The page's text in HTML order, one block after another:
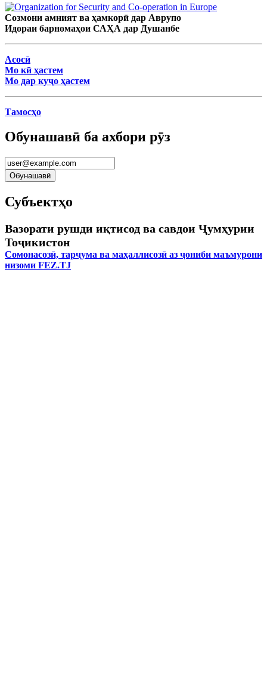
Созмони амният ва ҳамкорӣ дар Аврупо
Идораи барномаҳои САҲА дар Душанбе
Асосӣ
Мо кӣ ҳастем
Мо дар куҷо ҳастем
Тамосҳо
Обунашавӣ ба ахбори рӯз
Субъектҳо
Вазорати рушди иқтисод ва савдои Ҷумҳурии
Тоҷикистон
Сомонасозӣ, тарҷума ва маҳаллисозӣ аз ҷониби маъмурони
низоми FEZ.TJ